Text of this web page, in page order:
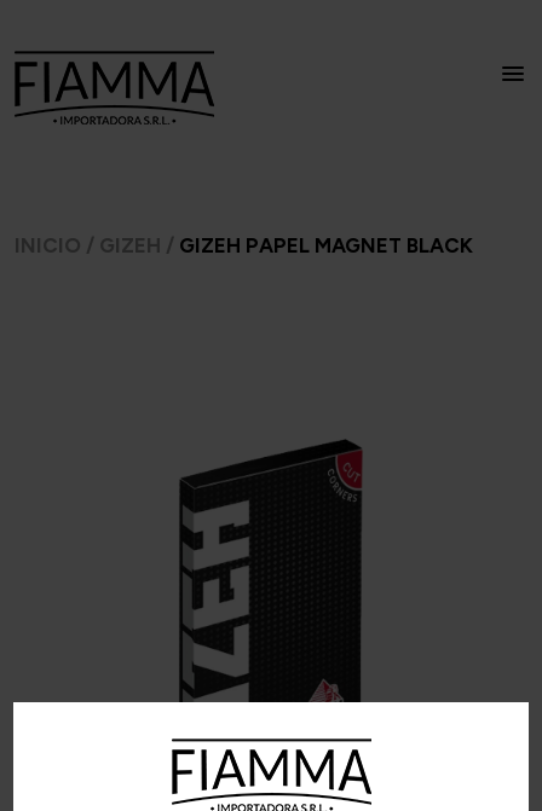
INICIO / GIZEH / GIZEH PAPEL MAGNET BLACK